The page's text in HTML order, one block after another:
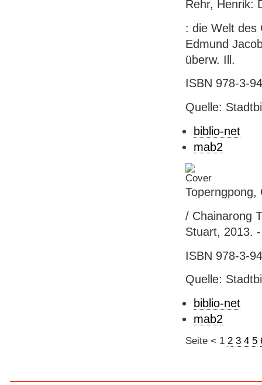
Rehr, Henrik:
: die Welt des
Edmund
überw. Ill.
ISBN 978-3-
Quelle:
biblio-net
mab2
Toperngpong,
/ Chainarong
Stuart, 2013.
ISBN 978-3-
Quelle:
biblio-net
mab2
Seite < 1 2 3 4 5